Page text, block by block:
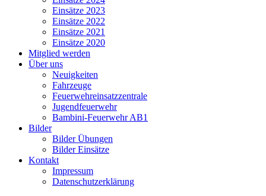
Einsätze 2023
Einsätze 2022
Einsätze 2021
Einsätze 2020
Mitglied werden
Über uns
Neuigkeiten
Fahrzeuge
Feuerwehreinsatzzentrale
Jugendfeuerwehr
Bambini-Feuerwehr AB1
Bilder
Bilder Übungen
Bilder Einsätze
Kontakt
Impressum
Datenschutzerklärung